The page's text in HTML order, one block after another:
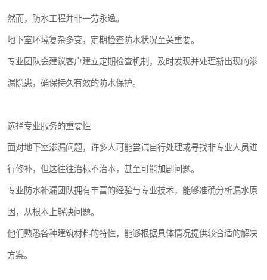
然而，防水工程并非一劳永逸。
地下室环境复杂多变，定期检查防水状况至关重要。
专业团队会建议客户建立定期检查机制，及时发现并处理新出现的渗
漏隐患，确保持久有效的防水保护。
选择专业服务的重要性
面对地下室渗漏问题，许多人可能尝试自行处理或寻找非专业人员进
行修补，但这往往治标不治本，甚至可能加剧问题。
专业防水补漏团队拥有丰富的经验与专业技术，能够准确分析漏水原
因，从根本上解决问题。
他们熟悉各种建筑材料的特性，能够根据具体情况提供较合适的解决
方案。